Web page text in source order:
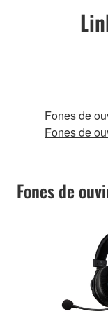
Fones de
Fones de
Fones de